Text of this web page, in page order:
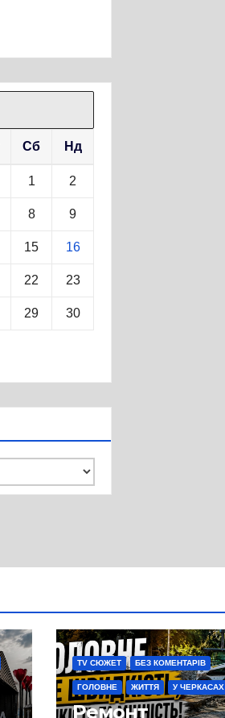
Сб Нд
1 2
8 9
15 16
22 23
29 30
TV СЮЖЕТ БЕЗ КОМЕНТАРІВ
ГОЛОВНЕ ЖИТТЯ У ЧЕРКАСАХ
Ремонт